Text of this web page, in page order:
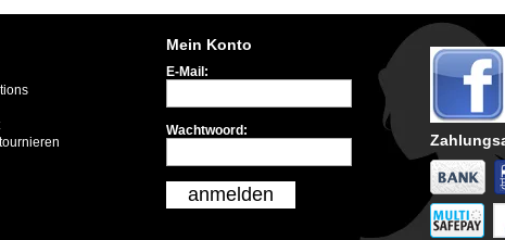
Mein Konto
E-Mail:
Wachtwoord:
anmelden